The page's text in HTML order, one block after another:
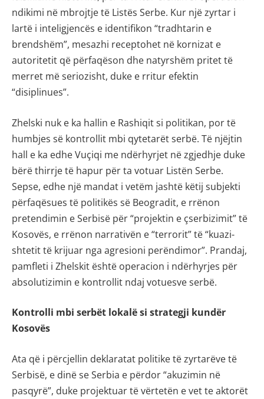
ndikimi në mbrojtje të Listës Serbe. Kur një zyrtar i
lartë i inteligjencës e identifikon “tradhtarin e
brendshëm”, mesazhi receptohet në kornizat e
autoritetit që përfaqëson dhe natyrshëm pritet të
merret më seriozisht, duke e rritur efektin
“disiplinues”.
Zhelski nuk e ka hallin e Rashiqit si politikan, por të
humbjes së kontrollit mbi qytetarët serbë. Të njëjtin
hall e ka edhe Vuçiqi me ndërhyrjet në zgjedhje duke
bërë thirrje të hapur për ta votuar Listën Serbe.
Sepse, edhe një mandat i vetëm jashtë këtij subjekti
përfaqësues të politikës së Beogradit, e rrënon
pretendimin e Serbisë për “projektin e çserbizimit” të
Kosovës, e rrënon narrativën e “terrorit” të “kuazi-
shtetit të krijuar nga agresioni perëndimor”. Prandaj,
pamfleti i Zhelskit është operacion i ndërhyrjes për
absolutizimin e kontrollit ndaj votuesve serbë.
Kontrolli mbi serbët lokalë si strategji kundër
Kosovës
Ata që i përcjellin deklaratat politike të zyrtarëve të
Serbisë, e dinë se Serbia e përdor “akuzimin në
pasqyrë”, duke projektuar të vërtetën e vet te aktorët